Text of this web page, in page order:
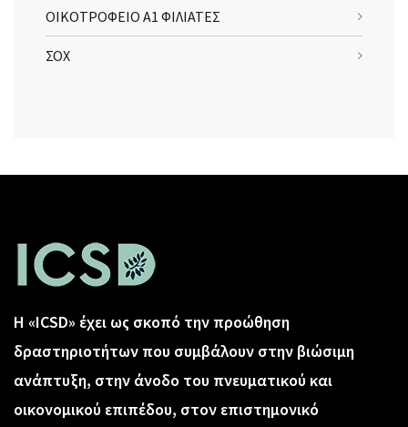
ΟΙΚΟΤΡΟΦΕΙΟ Α1 ΦΙΛΙΑΤΕΣ
ΣΟΧ
Η «ICSD» έχει ως σκοπό την προώθηση
δραστηριοτήτων που συμβάλουν στην βιώσιμη
ανάπτυξη, στην άνοδο του πνευματικού και
οικονομικού επιπέδου, στον επιστημονικό